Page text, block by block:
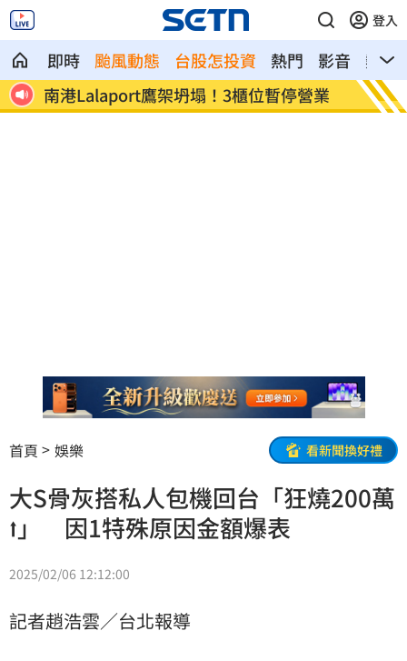
登入
即時 颱風動態 台股怎投資 熱門 影音
熱搜
哭
南港Lalaport鷹架坍塌！3櫃位暫停營業 疊單
首頁 娛樂 看新聞換好禮
大S骨灰搭私人包機回台「狂燒200萬
⭡」 因1特殊原因金額爆表
2025/02/06 12:12:00
記者趙浩雲／台北報導